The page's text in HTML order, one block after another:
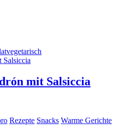
vegetarisch
mit Salsiccia
Rezepte Snacks Warme Gerichte